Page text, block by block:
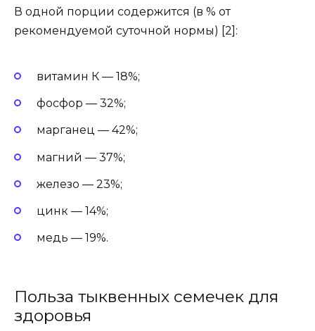
В одной порции содержится (в % от
рекомендуемой суточной нормы) [2]:
витамин К — 18%;
фосфор — 32%;
марганец — 42%;
магний — 37%;
железо — 23%;
цинк — 14%;
медь — 19%.
Польза тыквенных семечек для
здоровья